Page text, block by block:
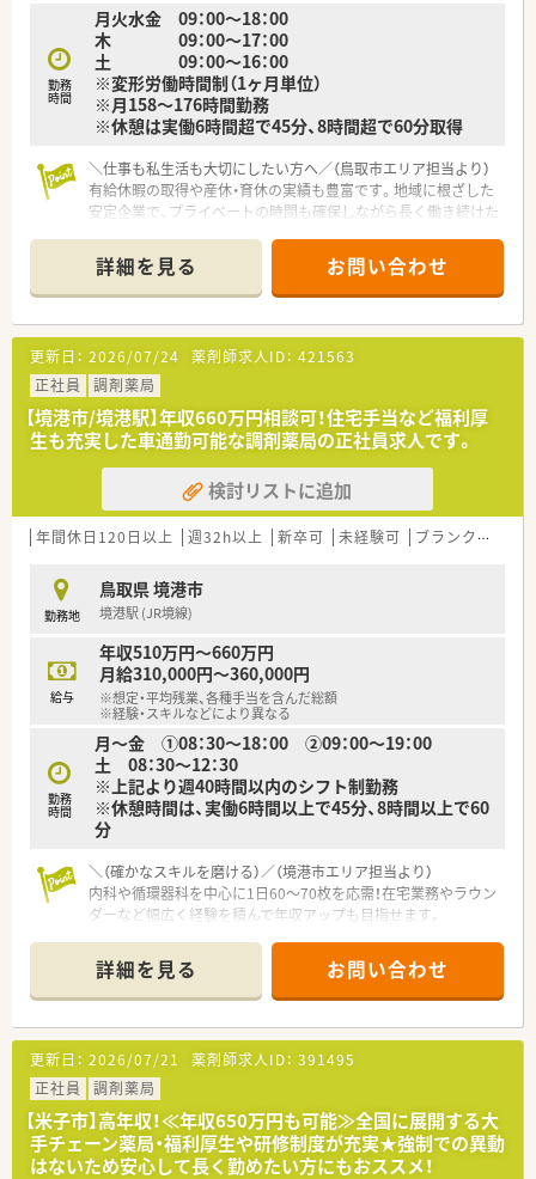
勤務
時間
月火水金 09：00～18：00
木 09：00～17：00
土 09：00～16：00
※変形労働時間制（1ヶ月単位）
※月158～176時間勤務
※休憩は実働6時間超で45分、8時間超で60分取得
＼仕事も私生活も大切にしたい方へ／（鳥取市エリア担当より）
有給休暇の取得や産休・育休の実績も豊富です。地域に根ざした
安定企業で、プライベートの時間も確保しながら長く働き続けた
【店舗情報と応需状況について】
■湖山駅より車で7分の好立地で、近隣クリニックから腎臓内科
と皮膚科の処方箋を1日に平均50枚から60枚応需しています。
■薬剤師は常勤2名体制となっており、事務スタッフと共にチー
ムワークを重視しながら日々の業務に励んでいる店舗です。
■地域密着型の店舗として近隣の患者様との信頼関係が深く、お
一人おひとりに寄り添った丁寧な服薬指導を実践できます。
【求人情報について】
■年収は500万円から最大850万円まで相談可能で、これまでの
ご経験を正当に評価して決定いたします。
■昇給は年1回あり、平均3％程度のベースアップが見込めるた
め、着実な収入アップを目指すことが可能です。
と祝日に加えて平日の休みも確保されています。
【法人特徴について】
■約50社から成る大手グループの中核企業であり、ITや農業など
多角的な事業展開による抜群の安定性が大きな強みです。
■役職に関わらずフラットに意見交換ができる風通しの良い組
織で、現場の声から新規事業が生まれることも珍しくありませ
■豪華な本社を構えず利益を社員へ還元する方針を徹底してお
り、会社の成長に貢献した際にはインセンティブも支給されま
す。
詳細を見る お問い合わせ
更新日： 2026/07/24 薬剤師求人ID： 421563
正社員
調剤薬局
【境港市/境港駅】年収660万円相談可！住宅手当など福利厚
生も充実した車通勤可能な調剤薬局の正社員求人です。
検討リストに追加
年間休日120日以上 週32h以上 新卒可 未経験可 ブランク可
勤務地
鳥取県 境港市
境港駅 (JR境線)
給与
年収510万円～660万円
月給310,000円～360,000円
※想定・平均残業、各種手当を含んだ総額
※経験・スキルなどにより異なる
勤務
時間
月～金 ①08：30～18：00 ②09：00～19：00
土 08：30～12：30
※上記より週40時間以内のシフト制勤務
※休憩時間は、実働6時間以上で45分、8時間以上で60
分
＼（確かなスキルを磨ける）／（境港市エリア担当より）
内科や循環器科を中心に1日60〜70枚を応需！在宅業務やラウン
ダーなど幅広く経験を積んで年収アップも目指せます。
【店舗情報と応需状況について】
■最寄り駅の境港駅から車で通える立地にあり、内科や循環器科
を中心に1日あたり平均60〜70枚の処方箋を応需しています。
■薬局裏手にある門前クリニックからの処方箋が多く、地域住民
の健康増進を支える拠点として親しまれている店舗です。
■勤務体制は薬剤師が常勤1名とパート1名、さらに事務員が4名
在籍しており、互いに協力し合いながら業務を進めています。
【法人特徴について】
■創業100年を超える長い歴史を有しており、地域密着型の薬局
運営を通じて住民の健康増進に深く寄与し続けています。
詳細を見る お問い合わせ
更新日： 2026/07/21 薬剤師求人ID： 391495
正社員
調剤薬局
【米子市】高年収！≪年収650万円も可能≫全国に展開する大
手チェーン薬局・福利厚生や研修制度が充実★強制での異動
はないため安心して長く勤めたい方にもおススメ！